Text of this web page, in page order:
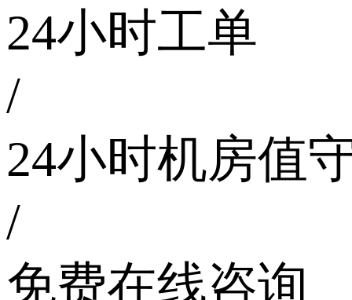
24小时工单
/
24小时机房值
/
免费在线咨询